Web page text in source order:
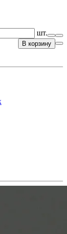
шт.
В корзину